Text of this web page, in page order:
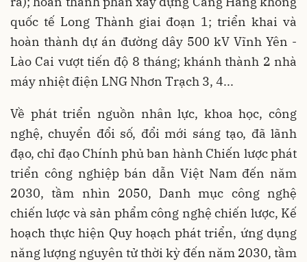
quốc tế Long Thành giai đoạn 1; triển khai và
hoàn thành dự án đường dây 500 kV Vĩnh Yên -
Lào Cai vượt tiến độ 8 tháng; khánh thành 2 nhà
máy nhiệt điện LNG Nhơn Trạch 3, 4...
Về phát triển nguồn nhân lực, khoa học, công
nghệ, chuyển đổi số, đổi mới sáng tạo, đã lãnh
đạo, chỉ đạo Chính phủ ban hành Chiến lược phát
triển công nghiệp bán dẫn Việt Nam đến năm
2030, tầm nhìn 2050, Danh mục công nghệ
chiến lược và sản phẩm công nghệ chiến lược, Kế
hoạch thực hiện Quy hoạch phát triển, ứng dụng
năng lượng nguyên tử thời kỳ đến năm 2030, tầm